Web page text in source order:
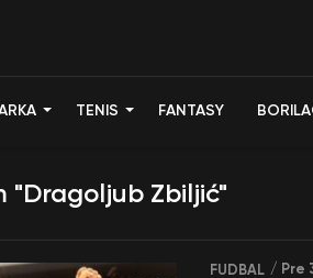
TENIS FANTASY
"Dragoljub Zbiljić"
FUDBAL / Pre